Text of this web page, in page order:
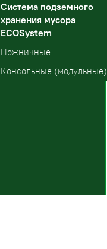
Система подземного
хранения мусора
ECOSystem
Ножничные
Консольные (модульные)